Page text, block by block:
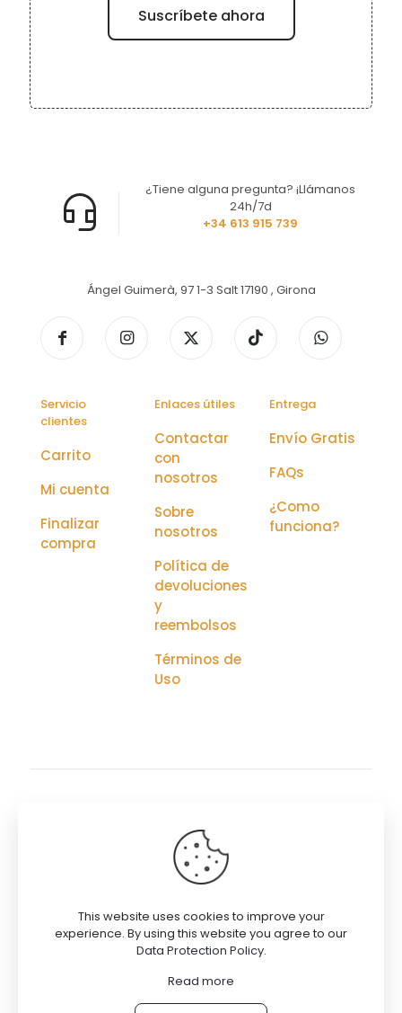
+34 613 915 739
¿Tiene alguna pregunta? ¡Llámanos
24h/7d
Ángel Guimerà, 97 1-3 Salt 17190 , Girona
Servicio
clientes
Carrito
Mi cuenta
Finalizar
compra
Enlaces útiles
Contactar
con
nosotros
Sobre
nosotros
Política de
devoluciones
y
reembolsos
Términos de
Uso
Entrega
Envío Gratis
FAQs
¿Como
funciona?
DESIGN221
Términos de Uso
Política de Privacidad
This website uses cookies to improve your
experience. By using this website you agree to our
Data Protection Policy.
Read more